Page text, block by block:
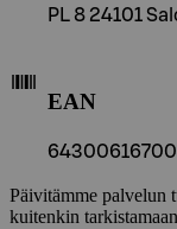
PL 8 24101
EAN
Päivitämme palvelun
kuitenkin